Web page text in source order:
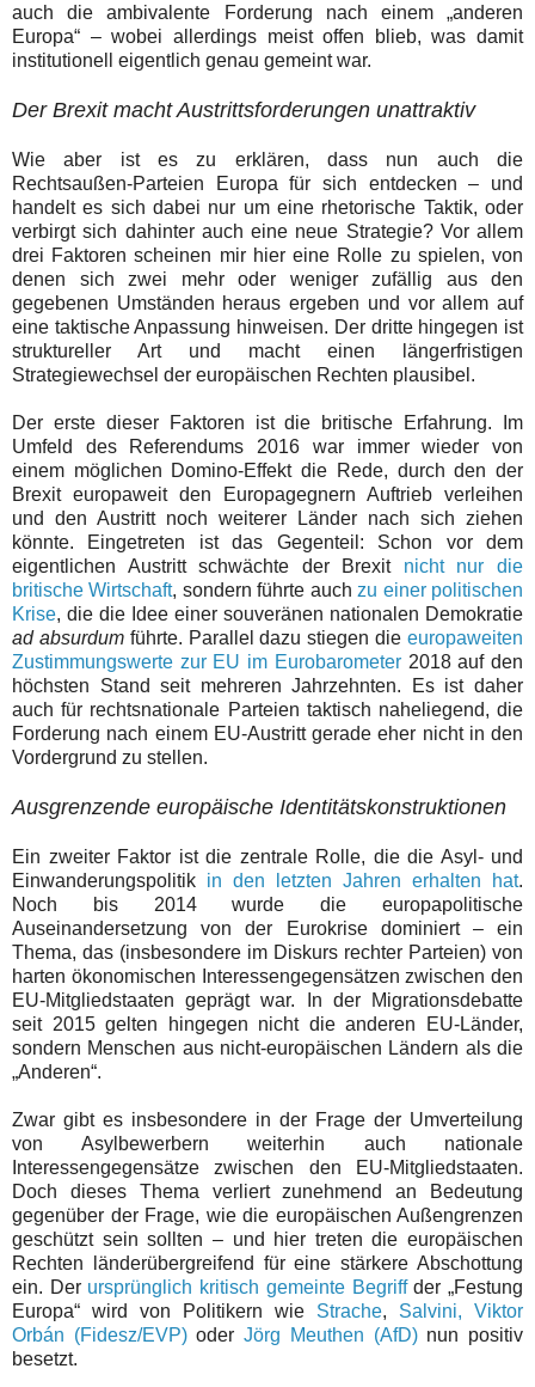
auch die ambivalente Forderung nach einem „anderen
Europa“ – wobei allerdings meist offen blieb, was damit
institutionell eigentlich genau gemeint war.
Der Brexit macht Austrittsforderungen unattraktiv
Wie aber ist es zu erklären, dass nun auch die
Rechtsaußen-Parteien Europa für sich entdecken – und
handelt es sich dabei nur um eine rhetorische Taktik, oder
verbirgt sich dahinter auch eine neue Strategie? Vor allem
drei Faktoren scheinen mir hier eine Rolle zu spielen, von
denen sich zwei mehr oder weniger zufällig aus den
gegebenen Umständen heraus ergeben und vor allem auf
eine taktische Anpassung hinweisen. Der dritte hingegen ist
struktureller Art und macht einen längerfristigen
Strategiewechsel der europäischen Rechten plausibel.
Der erste dieser Faktoren ist die britische Erfahrung. Im
Umfeld des Referendums 2016 war immer wieder von
einem möglichen Domino-Effekt die Rede, durch den der
Brexit europaweit den Europagegnern Auftrieb verleihen
und den Austritt noch weiterer Länder nach sich ziehen
könnte. Eingetreten ist das Gegenteil: Schon vor dem
eigentlichen Austritt schwächte der Brexit nicht nur die
britische Wirtschaft, sondern führte auchzu einer politischen
Krise, die die Idee einer souveränen nationalen Demokratie
ad absurdum führte. Parallel dazu stiegen dieeuropaweiten
Zustimmungswerte zur EU im Eurobarometer2018 auf den
höchsten Stand seit mehreren Jahrzehnten. Es ist daher
auch für rechtsnationale Parteien taktisch naheliegend, die
Forderung nach einem EU-Austritt gerade eher nicht in den
Vordergrund zu stellen.
Ausgrenzende europäische Identitätskonstruktionen
Ein zweiter Faktor ist die zentrale Rolle, die die Asyl- und
Einwanderungspolitik in den letzten Jahren erhalten hat.
Noch bis 2014 wurde die europapolitische
Auseinandersetzung von der Eurokrise dominiert – ein
Thema, das (insbesondere im Diskurs rechter Parteien) von
harten ökonomischen Interessengegensätzen zwischen den
EU-Mitgliedstaaten geprägt war. In der Migrationsdebatte
seit 2015 gelten hingegen nicht die anderen EU-Länder,
sondern Menschen aus nicht-europäischen Ländern als die
„Anderen“.
Zwar gibt es insbesondere in der Frage der Umverteilung
von Asylbewerbern weiterhin auch nationale
Interessengegensätze zwischen den EU-Mitgliedstaaten.
Doch dieses Thema verliert zunehmend an Bedeutung
gegenüber der Frage, wie die europäischen Außengrenzen
geschützt sein sollten – und hier treten die europäischen
Rechten länderübergreifend für eine stärkere Abschottung
ein. Der ursprünglich kritisch gemeinte Begriffder „Festung
Europa“ wird von Politikern wie Strache, Salvini, Viktor
Orbán (Fidesz/EVP)oderJörg Meuthen (AfD)nun positiv
besetzt.